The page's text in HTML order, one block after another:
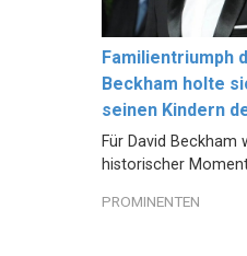
Familientriumph
Beckham holte
seinen Kindern
Für David Beckham
historischer
PROMINENTEN